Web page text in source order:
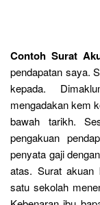
Contoh Surat
pendapatan saya.
kepada.
mengadakan kem
bawah tarikh.
pengakuan
penyata gaji
atas. Surat akuan
satu sekolah